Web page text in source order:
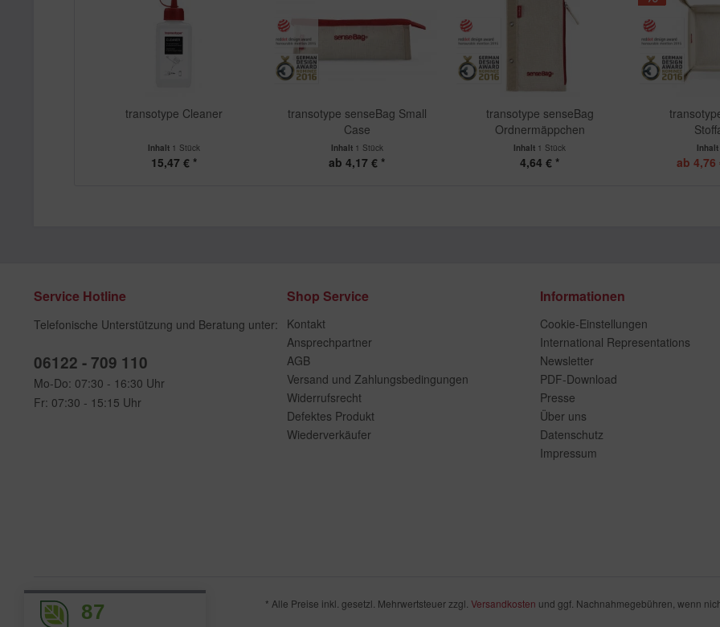
transotype Cleaner
Inhalt 1 Stück
15,47 € *
transotype senseBag Small
Case
Inhalt 1 Stück
ab 4,17 € *
transotype senseBag
Ordnermäppchen
Inhalt 1 Stück
4,64 € *
Inhalt
ab 4,76
Service Hotline
Telefonische Unterstützung und Beratung unter:
06122 - 709 110
Mo-Do: 07:30 - 16:30 Uhr
Fr: 07:30 - 15:15 Uhr
Shop Service
Kontakt
Ansprechpartner
AGB
Versand und Zahlungsbedingungen
Widerrufsrecht
Defektes Produkt
Wiederverkäufer
Informationen
Cookie-Einstellungen
International Representations
Newsletter
PDF-Download
Presse
Über uns
Datenschutz
Impressum
* Alle Preise inkl. gesetzl. Mehrwertsteuer zzgl. Versandkosten und ggf. Nachnahmegebühren, wenn
87